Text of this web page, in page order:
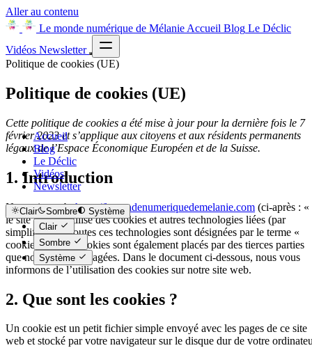
Aller au contenu
Le monde numérique de Mélanie Accueil Blog Le Déclic
Vidéos Newsletter
Accueil
Blog
Le Déclic
Vidéos
Newsletter
Clair Sombre
Système
Clair
Sombre
Système
Politique de cookies (UE)
Politique de cookies (UE)
Cette politique de cookies a été mise à jour pour la dernière fois le 7
février 2023 et s’applique aux citoyens et aux résidents permanents
légaux de l’Espace Économique Européen et de la Suisse.
1. Introduction
Notre site web,https://lemondenumeriquedemelanie.com (ci-après : «
le site web ») utilise des cookies et autres technologies liées (par
simplification, toutes ces technologies sont désignées par le terme «
cookies »). Des cookies sont également placés par des tierces parties
que nous avons engagées. Dans le document ci-dessous, nous vous
informons de l’utilisation des cookies sur notre site web.
2. Que sont les cookies ?
Un cookie est un petit fichier simple envoyé avec les pages de ce site
web et stocké par votre navigateur sur le disque dur de votre